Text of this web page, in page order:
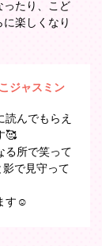
ったり、こど
楽しくなり
ジャスミン
読んでもらえ
🥰
る所で笑って
で見守って
す☺️